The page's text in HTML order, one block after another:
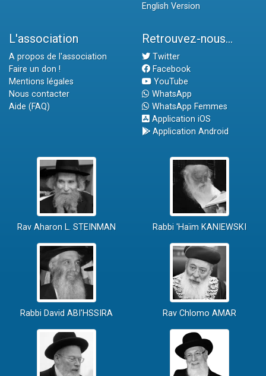
English Version
L'association
A propos de l'association
Faire un don !
Mentions légales
Nous contacter
Aide (FAQ)
Retrouvez-nous...
Twitter
Facebook
YouTube
WhatsApp
WhatsApp Femmes
Application iOS
Application Android
Rav Aharon L. STEINMAN Rabbi 'Haïm KANIEWSKI
Rabbi David ABI'HSSIRA Rav Chlomo AMAR